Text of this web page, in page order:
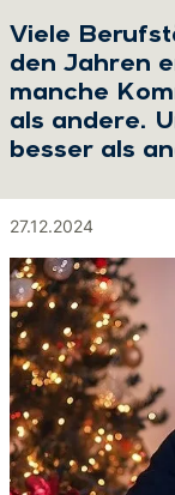
Viele
den Jahren
manche
als andere.
besser als
27.12.2024